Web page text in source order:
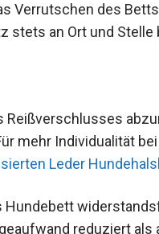
Verrutschen des
stets an Ort und Stelle
mehr Individualität
Leder
reduziert als